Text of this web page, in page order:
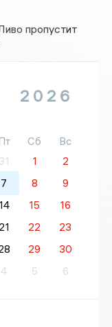
пропустит
2026
Сб
Вс
31 1
2
7 8
9
14 15
16
21 22
23
29
30
4 5 6